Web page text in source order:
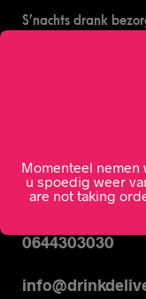
S’nachts drank
CONTACT
0644303030
Momenteel
u spoedig weer
are not taking